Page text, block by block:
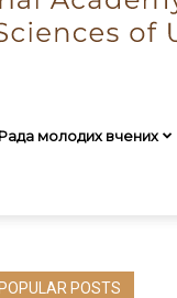
Рада молодих вчених
POPULAR POSTS